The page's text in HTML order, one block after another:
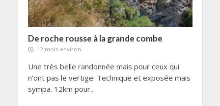
De roche rousse à la grande combe
12 mois environ
Une très belle randonnée mais pour ceux qui
n’ont pas le vertige. Technique et exposée mais
sympa. 12km pour...